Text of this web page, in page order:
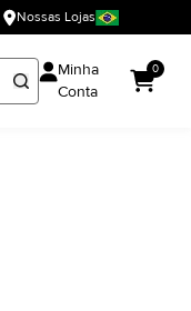
Nossas Lojas
Minha
Conta
0